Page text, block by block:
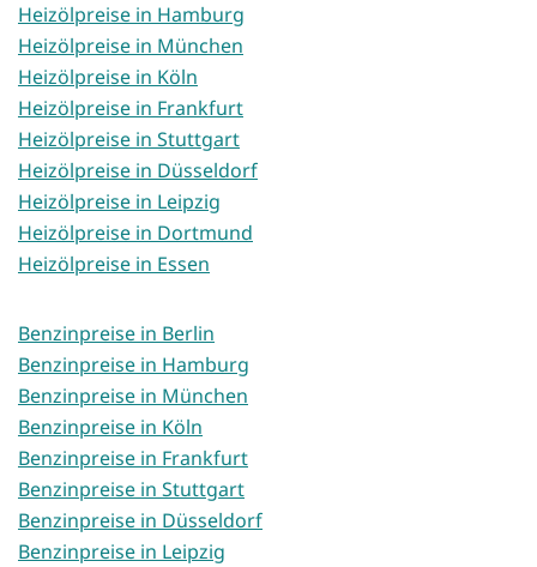
Heizölpreise in Hamburg
Heizölpreise in München
Heizölpreise in Köln
Heizölpreise in Frankfurt
Heizölpreise in Stuttgart
Heizölpreise in Düsseldorf
Heizölpreise in Leipzig
Heizölpreise in Dortmund
Heizölpreise in Essen
Benzinpreise in Berlin
Benzinpreise in Hamburg
Benzinpreise in München
Benzinpreise in Köln
Benzinpreise in Frankfurt
Benzinpreise in Stuttgart
Benzinpreise in Düsseldorf
Benzinpreise in Leipzig